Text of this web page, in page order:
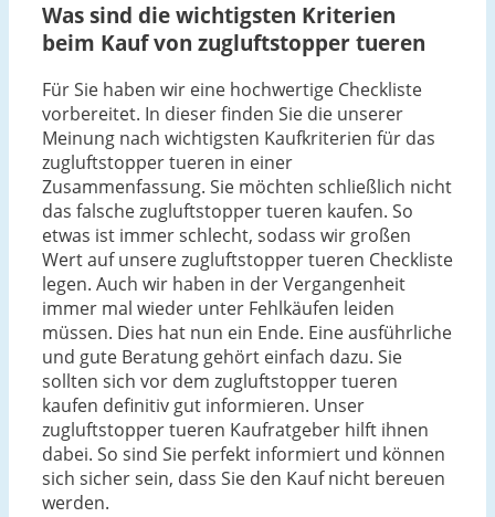
Was sind die wichtigsten Kriterien
beim Kauf von zugluftstopper tueren
Für Sie haben wir eine hochwertige Checkliste
vorbereitet. In dieser finden Sie die unserer
Meinung nach wichtigsten Kaufkriterien für das
zugluftstopper tueren in einer
Zusammenfassung. Sie möchten schließlich nicht
das falsche zugluftstopper tueren kaufen. So
etwas ist immer schlecht, sodass wir großen
Wert auf unsere zugluftstopper tueren Checkliste
legen. Auch wir haben in der Vergangenheit
immer mal wieder unter Fehlkäufen leiden
müssen. Dies hat nun ein Ende. Eine ausführliche
und gute Beratung gehört einfach dazu. Sie
sollten sich vor dem zugluftstopper tueren
kaufen definitiv gut informieren. Unser
zugluftstopper tueren Kaufratgeber hilft ihnen
dabei. So sind Sie perfekt informiert und können
sich sicher sein, dass Sie den Kauf nicht bereuen
werden.